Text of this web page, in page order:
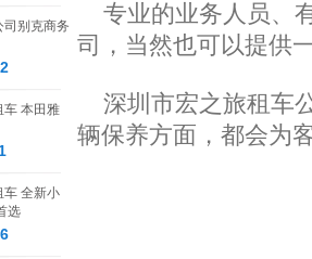
司别克商务
车 本田雅
车 全新小
选
专业的业务人员、
司，当然也可以提供
深圳市宏之旅租车
辆保养方面，都会为